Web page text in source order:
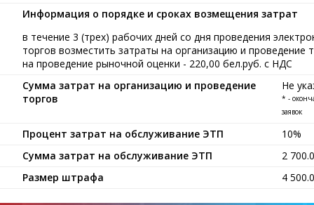
Информация о порядке и сроках возмещения затрат
в течение 3 (трех) рабочих дней со дня проведения
торгов возместить затраты на организацию и
на проведение рыночной оценки - 220,00 бел.руб. с НДС
Сумма затрат на организацию и проведение
торгов
Не
* -
заявок
Процент затрат на обслуживание ЭТП
10%
Сумма затрат на обслуживание ЭТП
2
Размер штрафа
4